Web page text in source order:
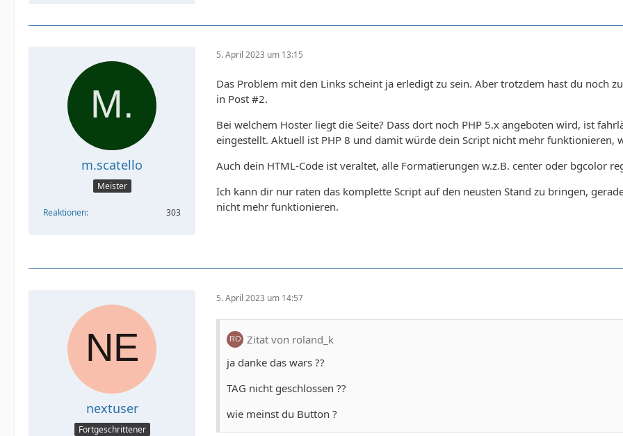
m.scatello
Meister
Reaktionen 303
5. April 2023 um 13:15
Das Problem mit den Links scheint ja erledigt zu sein. Aber trotzdem hast du noch
in Post #2.
Bei welchem Hoster liegt die Seite? Dass dort noch PHP 5.x angeboten wird, ist
eingestellt. Aktuell ist PHP 8 und damit würde dein Script nicht mehr funktionieren,
Auch dein HTML-Code ist veraltet, alle Formatierungen w.z.B. center oder bgcolor
Ich kann dir nur raten das komplette Script auf den neusten Stand zu bringen,
nicht mehr funktionieren.
nextuser
Fortgeschrittener
5. April 2023 um 14:57
Zitat von roland_k
ja danke das wars ??
TAG nicht geschlossen ??
wie meinst du Button ?